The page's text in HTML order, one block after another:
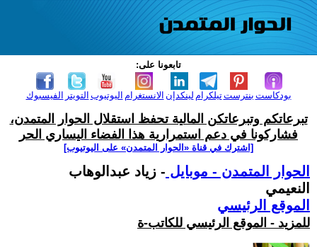
تابعونا على:
الفيسبوك التويتر اليوتيوب الانستغرام لينكدإن تيلكرامبنترست بودكاست
تبرعاتكم وتبرعاتكن المالية تحفظ استقلال الحوار المتمدن،
فشاركونا في دعم استمرارية هذا الفضاء اليساري الحر
[اشترك في قناة ‫«الحوار المتمدن» على اليوتيوب]
الحوار المتمدن - موبايل - زياد عبدالوهاب
النعيمي
الموقع الرئيسي
للمزيد - الموقع الرئيسي للكاتب-ة